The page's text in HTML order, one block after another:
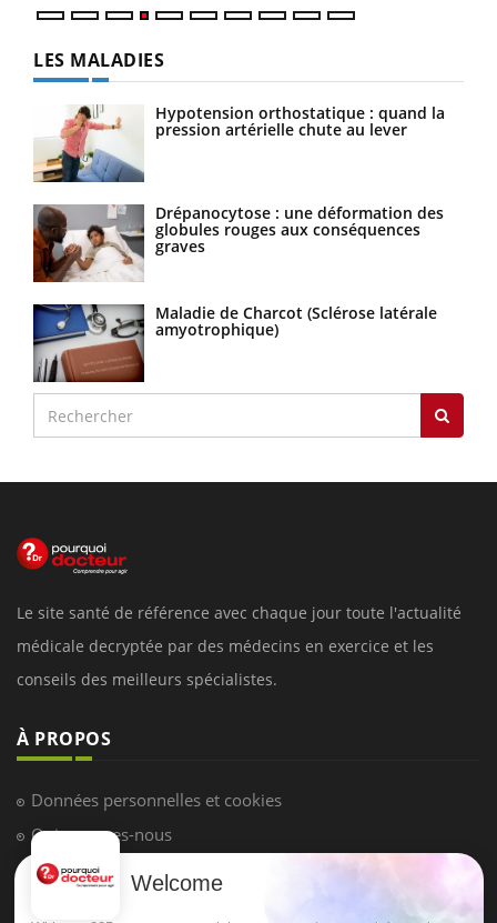
LES MALADIES
Hypotension orthostatique : quand la
pression artérielle chute au lever
Drépanocytose : une déformation des
globules rouges aux conséquences
graves
Maladie de Charcot (Sclérose latérale
amyotrophique)
Le site santé de référence avec chaque jour toute l'actualité
médicale decryptée par des médecins en exercice et les
conseils des meilleurs spécialistes.
À PROPOS
Données personnelles et cookies
Qui sommes-nous
Conditions d'utilisation
Welcome